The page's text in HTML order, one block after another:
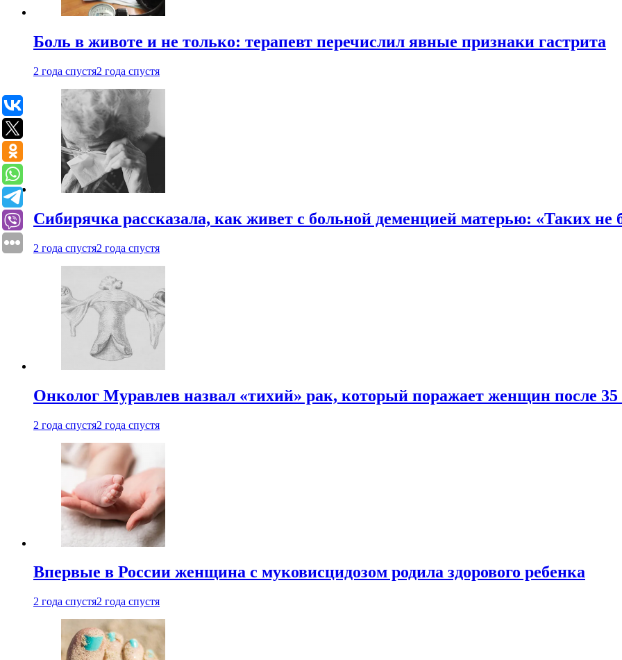
Боль в животе и не только: терапевт перечислил явные признаки гастрита
2 года спустя2 года спустя
Сибирячка рассказала, как живет с больной деменцией матерью: «Таких не
2 года спустя2 года спустя
Онколог Муравлев назвал «тихий» рак, который поражает женщин после 35
2 года спустя2 года спустя
Впервые в России женщина с муковисцидозом родила здорового ребенка
2 года спустя2 года спустя